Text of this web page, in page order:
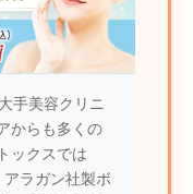
手美容クリニ
からも多くの
ックスでは
ラガン社製ボ